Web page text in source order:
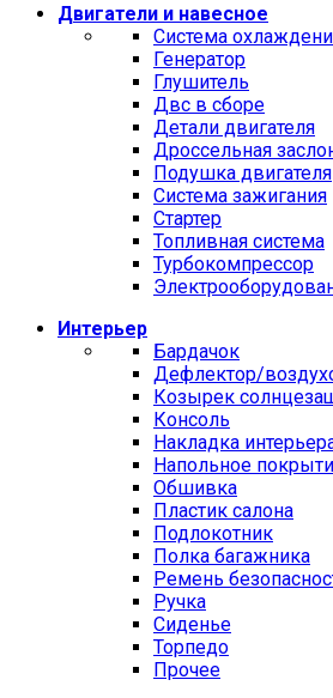
Двигатели и навесное
Cистема
Генератор
Глушитель
Двс в сборе
Детали двигателя
Дроссельная
Подушка двигателя
Система зажигания
Стартер
Топливная система
Турбокомпрессор
Интерьер
Бардачок
Дефлектор/
Козырек
Консоль
Накладка
Напольное
Обшивка
Пластик салона
Подлокотник
Полка багажника
Ремень
Ручка
Сиденье
Торпедо
Прочее